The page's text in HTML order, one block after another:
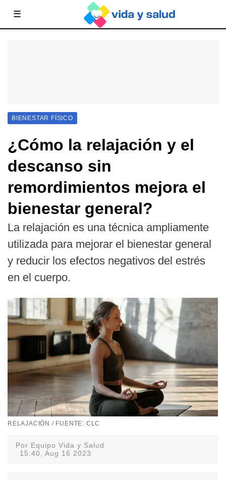
☰
BIENESTAR FÍSICO
¿Cómo la relajación y el
descanso sin
remordimientos mejora el
bienestar general?
La relajación es una técnica ampliamente
utilizada para mejorar el bienestar general
y reducir los efectos negativos del estrés
en el cuerpo.
RELAJACIÓN / FUENTE: CLC
Por Equipo Vida y Salud
15:40, Aug 16 2023